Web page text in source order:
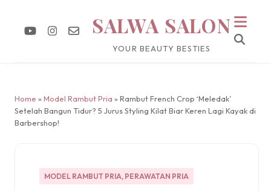
SALWA SALON
YOUR BEAUTY BESTIES
Home » Model Rambut Pria » Rambut French Crop ‘Meledak’
Setelah Bangun Tidur? 5 Jurus Styling Kilat Biar Keren Lagi Kayak di
Barbershop!
MODEL RAMBUT PRIA, PERAWATAN PRIA